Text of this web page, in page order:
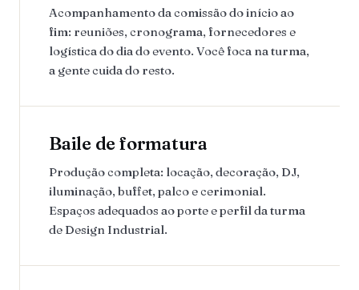
Acompanhamento da comissão do início ao
fim: reuniões, cronograma, fornecedores e
logística do dia do evento. Você foca na turma,
a gente cuida do resto.
Baile de formatura
Produção completa: locação, decoração, DJ,
iluminação, buffet, palco e cerimonial.
Espaços adequados ao porte e perfil da turma
de Design Industrial.